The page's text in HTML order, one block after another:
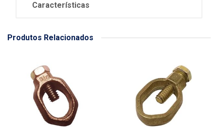
Características
Produtos Relacionados